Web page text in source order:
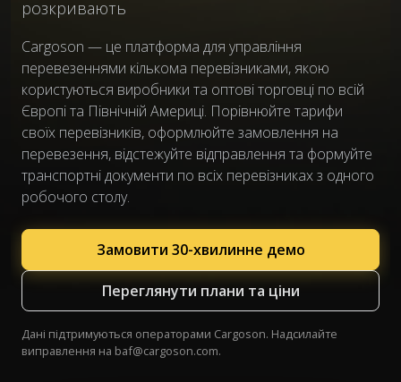
розкривають
Cargoson — це платформа для управління
перевезеннями кількома перевізниками, якою
користуються виробники та оптові торговці по всій
Європі та Північній Америці. Порівнюйте тарифи
своїх перевізників, оформлюйте замовлення на
перевезення, відстежуйте відправлення та формуйте
транспортні документи по всіх перевізниках з одного
робочого столу.
Замовити 30-хвилинне демо
Переглянути плани та ціни
Дані підтримуються операторами Cargoson. Надсилайте
виправлення на baf@cargoson.com.